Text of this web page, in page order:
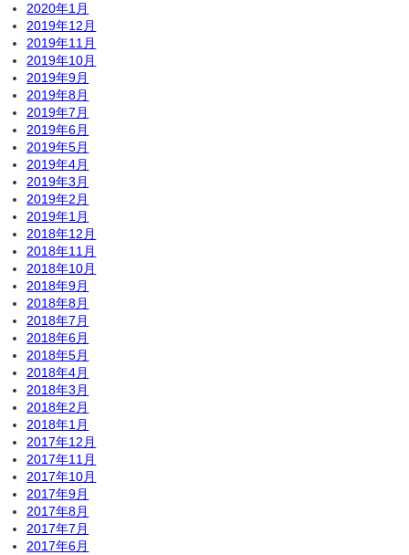
2020年1月
2019年12月
2019年11月
2019年10月
2019年9月
2019年8月
2019年7月
2019年6月
2019年5月
2019年4月
2019年3月
2019年2月
2019年1月
2018年12月
2018年11月
2018年10月
2018年9月
2018年8月
2018年7月
2018年6月
2018年5月
2018年4月
2018年3月
2018年2月
2018年1月
2017年12月
2017年11月
2017年10月
2017年9月
2017年8月
2017年7月
2017年6月